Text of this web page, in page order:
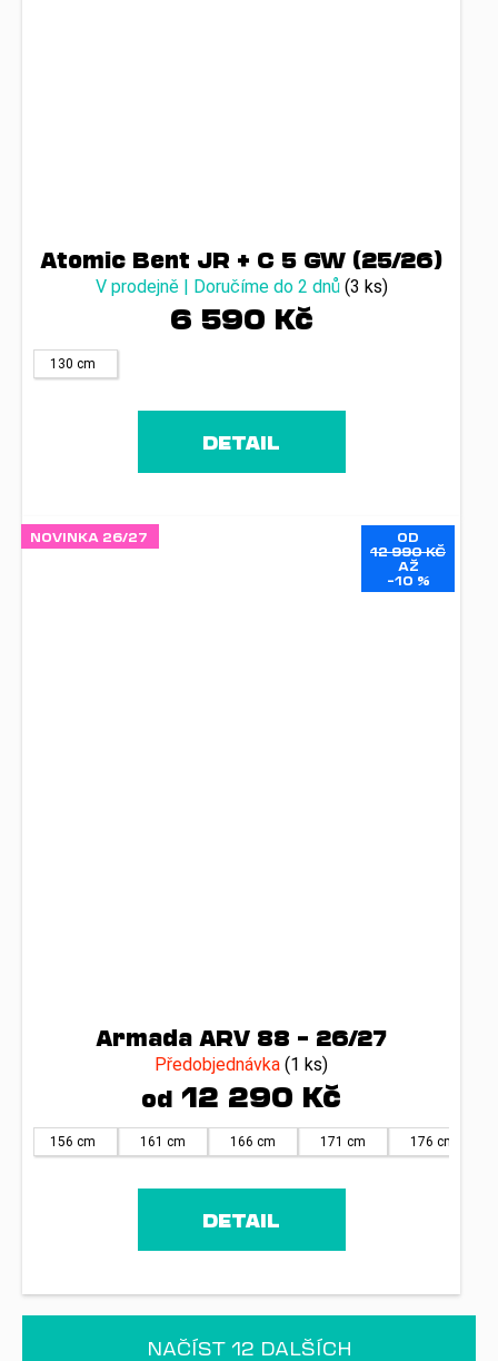
Atomic Bent JR + C 5 GW (25/26)
V prodejně | Doručíme do 2 dnů (3 ks)
6 590 Kč
130 cm
DETAIL
NOVINKA 26/27
OD
12 990 KČ
AŽ
–10 %
Armada ARV 88 – 26/27
Předobjednávka (1 ks)
od 12 290 Kč
156 cm 161 cm 166 cm 171 cm 176 cm
DETAIL
NAČÍST 12 DALŠÍCH